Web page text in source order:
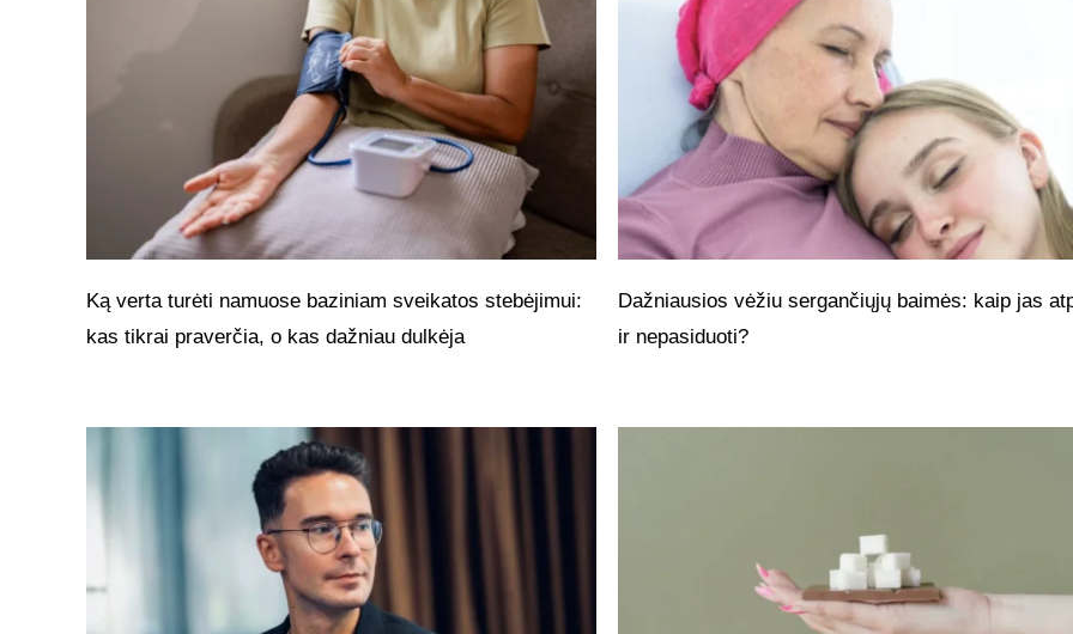
Ką verta turėti namuose baziniam sveikatos stebėjimui:
kas tikrai praverčia, o kas dažniau dulkėja
Dažniausios vėžiu sergančiųjų baimės: kaip jas
ir nepasiduoti?